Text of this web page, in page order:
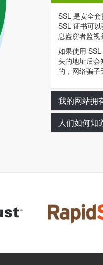
SSL 是安全
SSL 证书可
息盗窃者监视
如果使用
头的地址后会
的，网络骗子
我的网站拥
人们如何知